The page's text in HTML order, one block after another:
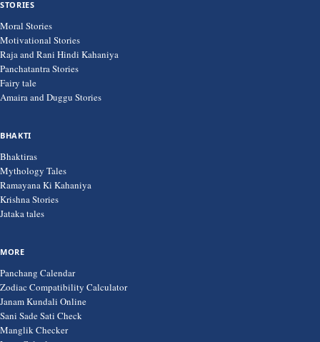
STORIES
Moral Stories
Motivational Stories
Raja and Rani Hindi Kahaniya
Panchatantra Stories
Fairy tale
Amaira and Duggu Stories
BHAKTI
Bhaktiras
Mythology Tales
Ramayana Ki Kahaniya
Krishna Stories
Jataka tales
MORE
Panchang Calendar
Zodiac Compatibility Calculator
Janam Kundali Online
Sani Sade Sati Check
Manglik Checker